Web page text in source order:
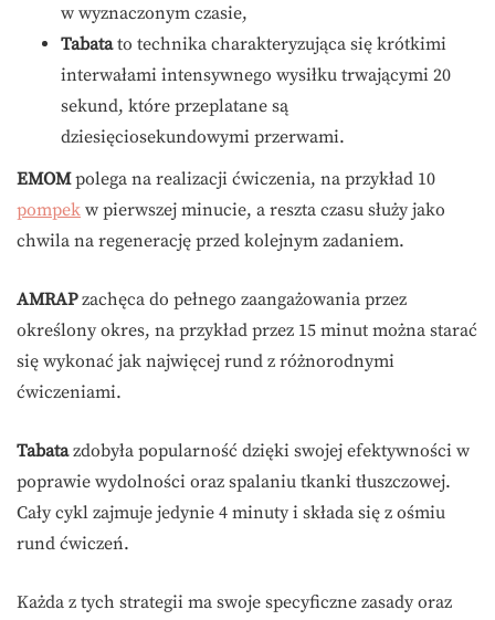
w wyznaczonym czasie,
Tabatato technika charakteryzująca się krótkimi
interwałami intensywnego wysiłku trwającymi 20
sekund, które przeplatane są
dziesięciosekundowymi przerwami.
EMOMpolega na realizacji ćwiczenia, na przykład 10
pompek w pierwszej minucie, a reszta czasu służy jako
chwila na regenerację przed kolejnym zadaniem.
AMRAPzachęca do pełnego zaangażowania przez
określony okres, na przykład przez 15 minut można starać
się wykonać jak najwięcej rund z różnorodnymi
ćwiczeniami.
Tabatazdobyła popularność dzięki swojej efektywności w
poprawie wydolności oraz spalaniu tkanki tłuszczowej.
Cały cykl zajmuje jedynie 4 minuty i składa się z ośmiu
rund ćwiczeń.
Każda z tych strategii ma swoje specyficzne zasady oraz